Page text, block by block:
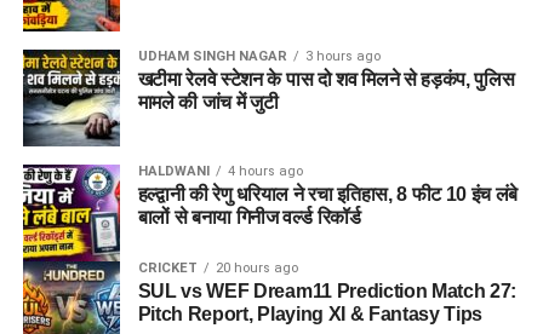
UDHAM SINGH NAGAR 3 hours ago
खटीमा रेलवे स्टेशन के पास दो शव मिलने से हड़कंप, पुलिस
मामले की जांच में जुटी
HALDWANI 4 hours ago
हल्द्वानी की रेणु धरियाल ने रचा इतिहास, 8 फीट 10 इंच लंबे
बालों से बनाया गिनीज वर्ल्ड रिकॉर्ड
CRICKET 20 hours ago
SUL vs WEF Dream11 Prediction Match 27:
Pitch Report, Playing XI & Fantasy Tips